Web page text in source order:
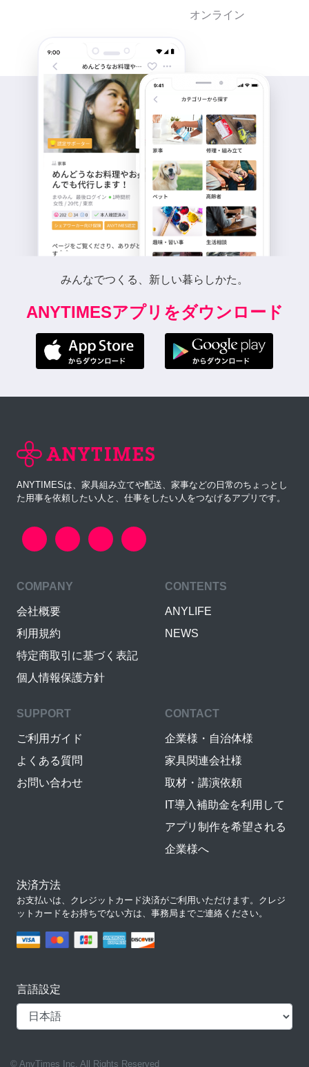
オンライン
みんなでつくる、新しい暮らしかた。
ANYTIMESアプリをダウンロード
ANYTIMESは、家具組み立てや配送、家事などの日常のちょっとし
た用事を依頼したい人と、仕事をしたい人をつなげるアプリです。
COMPANY
会社概要
利用規約
特定商取引に基づく表記
個人情報保護方針
CONTENTS
ANYLIFE
NEWS
SUPPORT
ご利用ガイド
よくある質問
お問い合わせ
CONTACT
企業様・自治体様
家具関連会社様
取材・講演依頼
IT導入補助金を利用して
アプリ制作を希望される
企業様へ
決済方法
お支払いは、クレジットカード決済がご利用いただけます。クレジ
ットカードをお持ちでない方は、事務局までご連絡ください。
言語設定
© AnyTimes Inc. All Rights Reserved